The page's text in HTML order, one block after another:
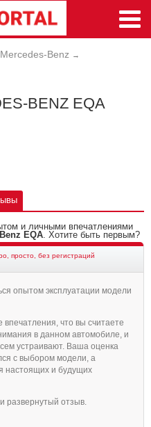
Mercedes-Benz →
BENZ EQA
и личными впечатлениями
EQA . Хотите быть первым?
просто, без регистраций
опытом эксплуатации модели
что вы считаете
в данном автомобиле, и
устраивают. Ваша оценка
с выбором модели, а
настоящих и будущих
развернутый отзыв.